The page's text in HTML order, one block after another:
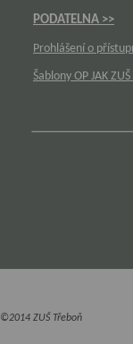
PODATELNA >>
Prohlášení o
Šablony OP JAK
©2014 ZUŠ Třeboň